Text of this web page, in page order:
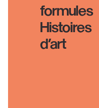
formules
Histoires
d’art